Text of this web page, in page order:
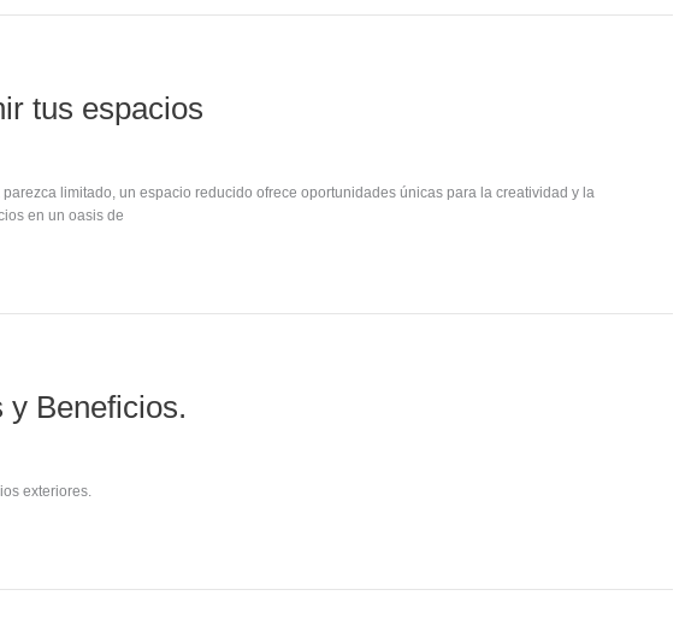
tus espacios
limitado, un espacio reducido ofrece oportunidades únicas para la creatividad y la
en un oasis de
y Beneficios.
exteriores.